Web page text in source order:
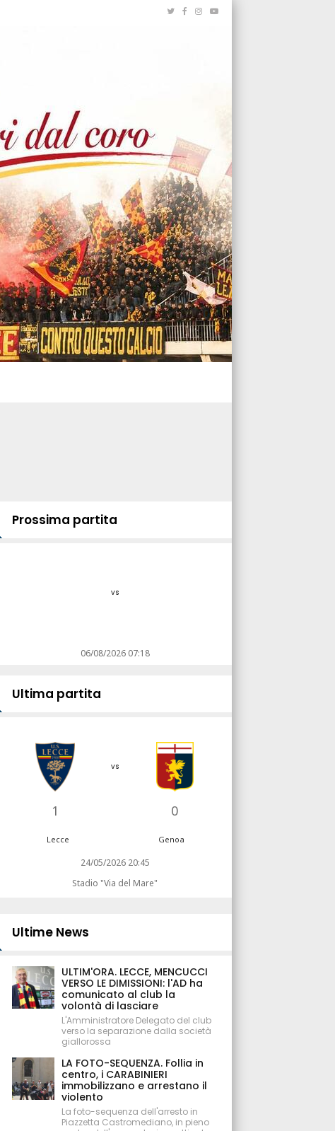
Prossima partita
vs
06/08/2026 07:18
Ultima partita
1
vs
0
Lecce Genoa
24/05/2026 20:45
Stadio "Via del Mare"
Ultime News
ULTIM'ORA. LECCE, MENCUCCI
VERSO LE DIMISSIONI: l'AD ha
comunicato al club la
volontà di lasciare
L'Amministratore Delegato del club
verso la separazione dalla società
giallorossa
LA FOTO-SEQUENZA. Follia in
centro, i CARABINIERI
immobilizzano e arrestano il
violento
La foto-sequenza dell'arresto in
Piazzetta Castromediano, in pieno